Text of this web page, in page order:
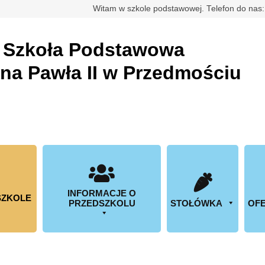
Witam w szkole podstawowej. Telefon do
Szkoła Podstawowa
Pawła II w Przedmościu
INFORMACJE O
PRZEDSZKOLU
STOŁÓWKA